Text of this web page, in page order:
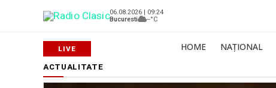
06.08.2026 | 09:24
Bucuresti
--°C
HOME NAȚIONAL
ACTUALITATE